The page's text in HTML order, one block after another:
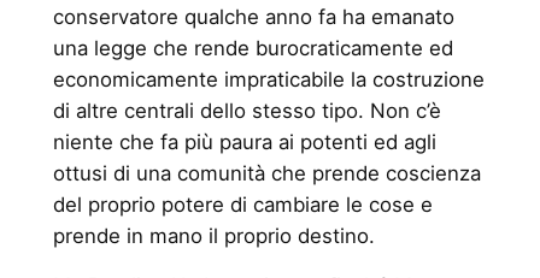
conservatore qualche anno fa ha emanato
una legge che rende burocraticamente ed
economicamente impraticabile la costruzione
di altre centrali dello stesso tipo. Non c’è
niente che fa più paura ai potenti ed agli
ottusi di una comunità che prende coscienza
del proprio potere di cambiare le cose e
prende in mano il proprio destino.